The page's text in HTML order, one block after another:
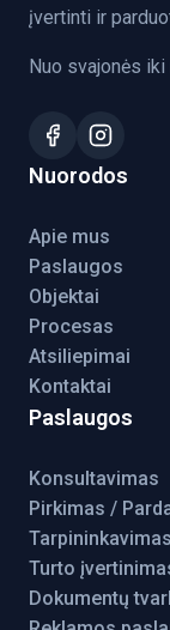
įvertinti ir
Nuo svajonės
Nuorodos
Apie mus
Paslaugos
Objektai
Procesas
Atsiliepimai
Kontaktai
Paslaugos
Konsultavimas
Pirkimas /
Tarpininkavimas
Turto
Dokumentų